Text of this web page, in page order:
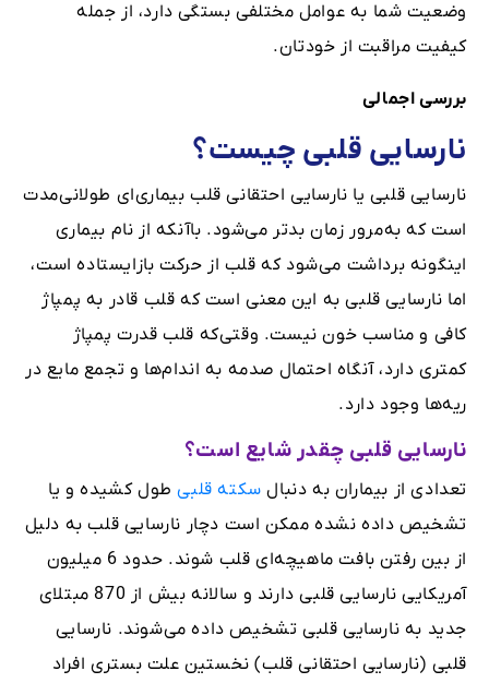
وضعیت شما به عوامل مختلفی بستگی دارد، از جمله
کیفیت مراقبت از خودتان.
بررسی اجمالی
نارسایی قلبی چیست؟
نارسایی قلبی یا نارسایی احتقانی قلب بیماری‌ای طولانی‌مدت
است که به‌مرور زمان بدتر می‌شود. باآنکه از نام بیماری
اینگونه برداشت می‌شود که قلب از حرکت بازایستاده است،
اما نارسایی قلبی به این معنی است که قلب قادر به پمپاژ
کافی و مناسب خون نیست. وقتی‌که قلب قدرت پمپاژ
کمتری دارد، آنگاه احتمال صدمه به اندام‌ها و تجمع مایع در
ریه‌ها وجود دارد.
نارسایی قلبی چقدر شایع است؟
تعدادی از بیماران به دنبال سکته قلبیطول کشیده و یا
تشخیص داده نشده ممکن است دچار نارسایی قلب به دلیل
از بین رفتن بافت ماهیچه‌ای قلب شوند. حدود 6 میلیون
آمریکایی نارسایی قلبی دارند و سالانه بیش از 870 مبتلای
جدید به نارسایی قلبی تشخیص داده می‌شوند. نارسایی
قلبی (نارسایی احتقانی قلب) نخستین علت بستری افراد